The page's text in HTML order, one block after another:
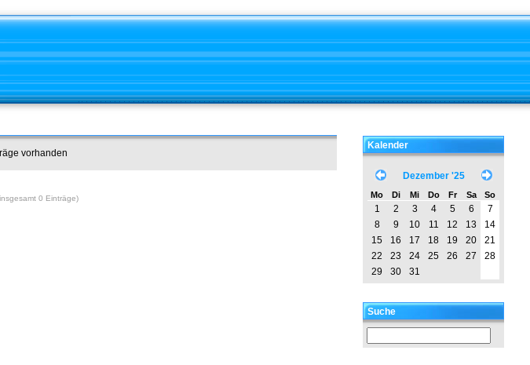
vorhanden
0 Einträge)
Kalender
Dezember '25
Mo Di Mi Do Fr Sa So
1 2 3 4 5 6
7
8
9 10 11 12 13
14
15
16 17 18 19 20
21
22
23 24 25 26 27
28
29
30 31
Suche